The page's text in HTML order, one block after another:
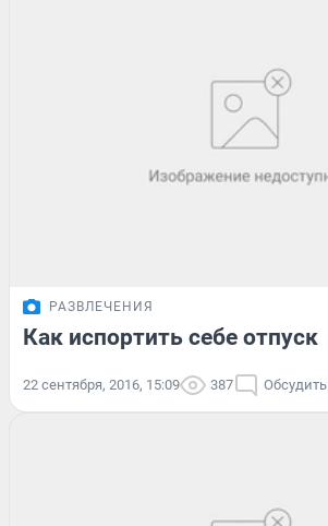
РАЗВЛЕЧЕНИЯ
Как испортить себе отпуск
22 сентября, 2016, 15:09 387 Обсудить